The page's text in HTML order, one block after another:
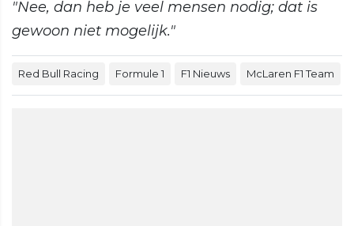
"Nee, dan heb je veel mensen nodig; dat is
gewoon niet mogelijk."
Red Bull Racing Formule 1 F1 Nieuws McLaren F1 Team